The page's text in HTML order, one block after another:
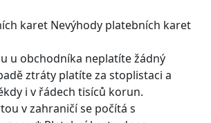
karet Nevýhody platebních karet
u obchodníka neplatíte žádný
ztráty platíte za stoplistaci a
i v řádech tisíců korun.
v zahraničí se počítá s